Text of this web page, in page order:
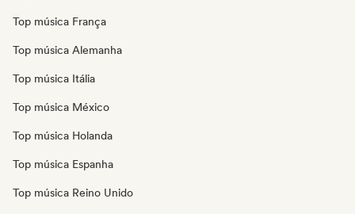
Top música França
Top música Alemanha
Top música Itália
Top música México
Top música Holanda
Top música Espanha
Top música Reino Unido